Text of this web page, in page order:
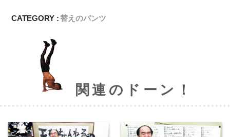
CATEGORY :替えのパンツ
関連のドーン！